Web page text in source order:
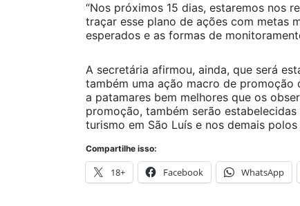
“Nos próximos 15 dias, estaremos nos
traçar esse plano de ações com metas
esperados e as formas de
A secretária afirmou, ainda, que será
também uma ação macro de
a patamares bem melhores que os
promoção, também serão
turismo em São Luís e nos demais
Compartilhe isso:
18+ Facebook WhatsApp